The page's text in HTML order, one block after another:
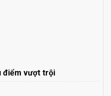
điểm vượt trội